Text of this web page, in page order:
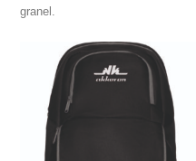
granel.